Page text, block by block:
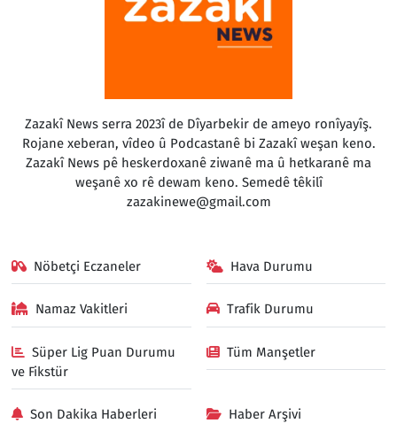
Zazakî News serra 2023î de Dîyarbekir de ameyo ronîyayîş.
Rojane xeberan, vîdeo û Podcastanê bi Zazakî weşan keno.
Zazakî News pê heskerdoxanê ziwanê ma û hetkaranê ma
weşanê xo rê dewam keno. Semedê têkilî
zazakinewe@gmail.com
Nöbetçi Eczaneler Hava Durumu
Namaz Vakitleri Trafik Durumu
Süper Lig Puan Durumu
ve Fikstür
Tüm Manşetler
Son Dakika Haberleri Haber Arşivi